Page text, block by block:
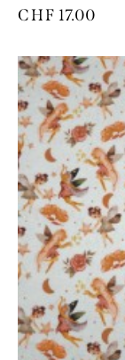
CHF 17.00